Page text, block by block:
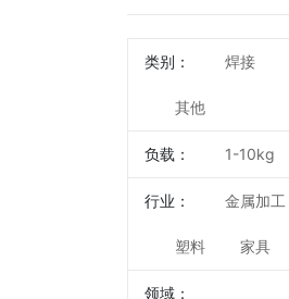
类别： 焊接
其他
负载： 1-10kg
行业： 金属加工
塑料 家具
领域：